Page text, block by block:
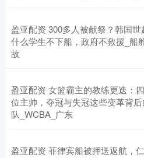
盈亚配资 300多人被献祭？韩国
什么学生不下船，政府不救援_船
故
盈亚配资 女篮霸主的教练更迭：
位主帅，夺冠与失冠这些变革背
队_WCBA_广东
盈亚配资 菲律宾船被押送返航，